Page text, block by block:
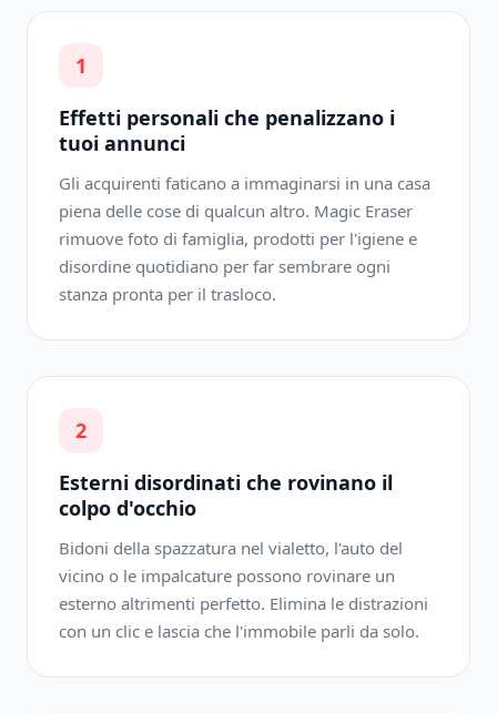
1
Effetti personali che penalizzano i
tuoi annunci
Gli acquirenti faticano a immaginarsi in una casa
piena delle cose di qualcun altro. Magic Eraser
rimuove foto di famiglia, prodotti per l'igiene e
disordine quotidiano per far sembrare ogni
stanza pronta per il trasloco.
2
Esterni disordinati che rovinano il
colpo d'occhio
Bidoni della spazzatura nel vialetto, l'auto del
vicino o le impalcature possono rovinare un
esterno altrimenti perfetto. Elimina le distrazioni
con un clic e lascia che l'immobile parli da solo.